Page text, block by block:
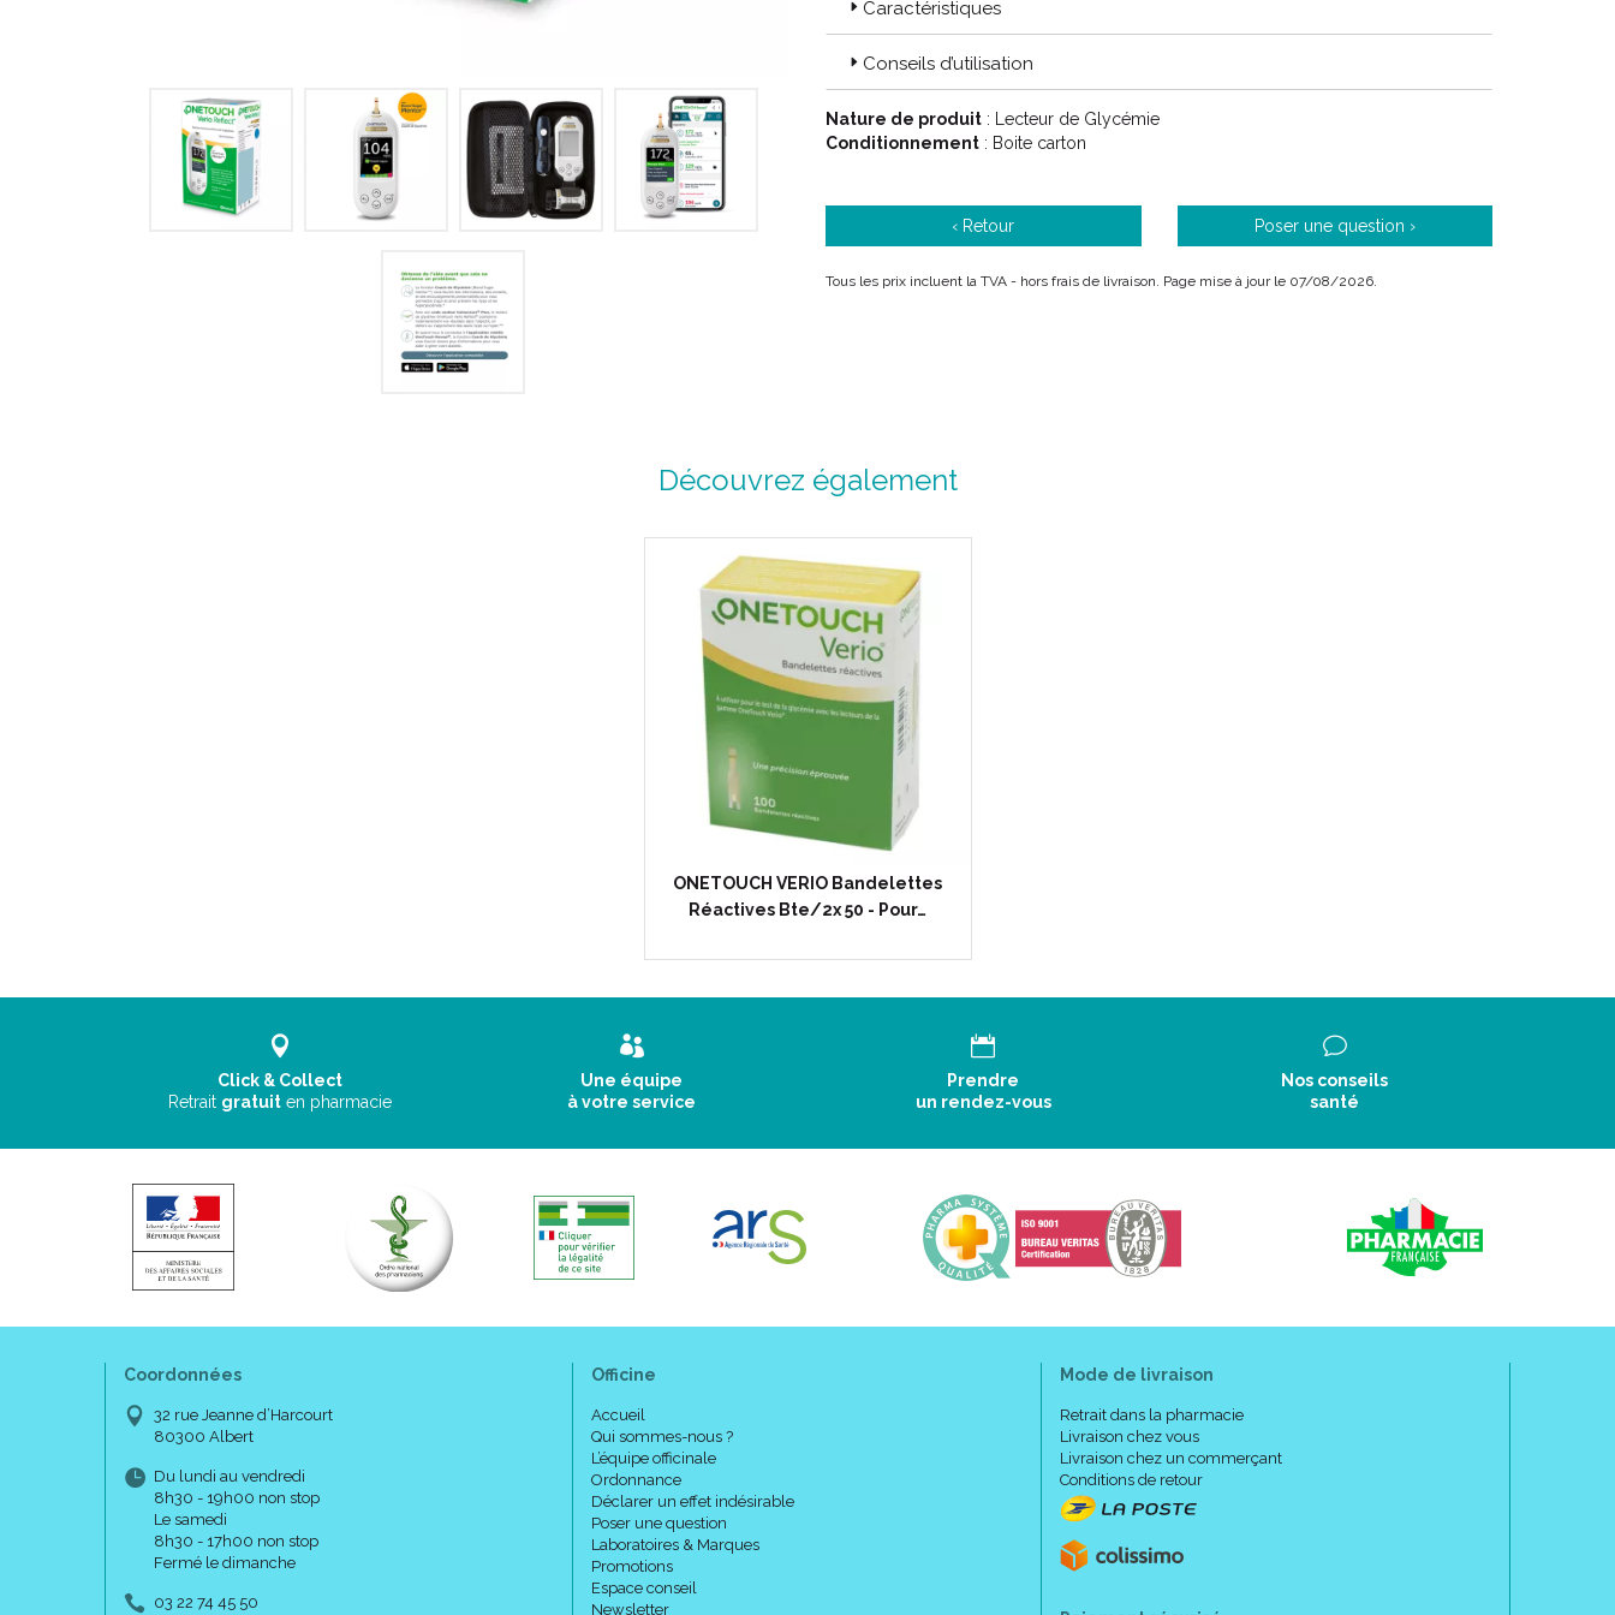
Caractéristiques
Conseils d’utilisation
Nature de produit : Lecteur de Glycémie
Conditionnement : Boite carton
‹ Retour Poser une question ›
Tous les prix incluent la TVA - hors frais de livraison. Page mise à jour le 07/08/2026.
Découvrez également
ONETOUCH VERIO Bandelettes
Réactives Bte/2x 50 - Pour…
Click & Collect
Retrait gratuit en pharmacie
Une équipe
à votre service
Prendre
un rendez-vous
Nos conseils
santé
Coordonnées
32 rue Jeanne d’Harcourt
80300 Albert
Du lundi au vendredi
8h30 - 19h00 non stop
Le samedi
8h30 - 17h00 non stop
Fermé le dimanche
03 22 74 45 50
Officine
Accueil
Qui sommes-nous ?
L’équipe officinale
Ordonnance
Déclarer un effet indésirable
Poser une question
Laboratoires & Marques
Promotions
Espace conseil
Newsletter
Mode de livraison
Retrait dans la pharmacie
Livraison chez vous
Livraison chez un commerçant
Conditions de retour